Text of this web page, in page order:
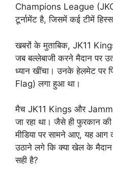
Champions League
टूर्नामेंट है, जिसमें कई टीमें
खबरों के मुताबिक, JK11
जब बल्लेबाजी करने मैदान पर
ध्यान खींचा। उनके हेलमेट पर
Flag) लगा हुआ था।
मैच JK11 Kings और
जा रहा था। जैसे ही फुरकान की
मीडिया पर सामने आए, यह
उठाने लगे कि क्या खेल के
सही है?